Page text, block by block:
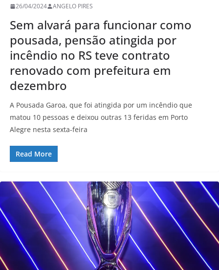
26/04/2024 ANGELO PIRES
Sem alvará para funcionar como
pousada, pensão atingida por
incêndio no RS teve contrato
renovado com prefeitura em
dezembro
A Pousada Garoa, que foi atingida por um incêndio que
matou 10 pessoas e deixou outras 13 feridas em Porto
Alegre nesta sexta-feira
Read More